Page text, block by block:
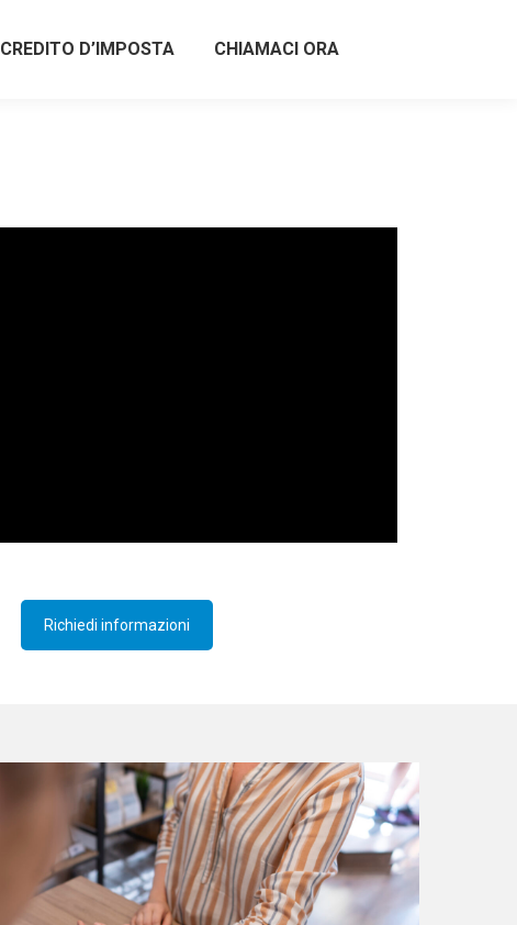
CREDITO D’IMPOSTA CHIAMACI ORA
Richiedi informazioni